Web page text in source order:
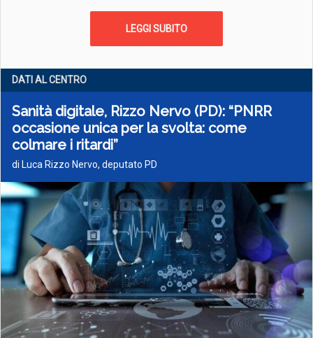
LEGGI SUBITO
DATI AL CENTRO
Sanità digitale, Rizzo Nervo (PD): “PNRR
occasione unica per la svolta: come
colmare i ritardi”
di Luca Rizzo Nervo, deputato PD